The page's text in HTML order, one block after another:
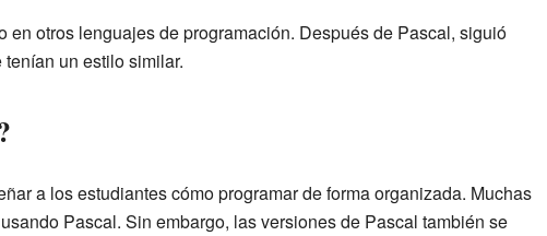
otros lenguajes de programación. Después de Pascal, siguió
un estilo similar.
a los estudiantes cómo programar de forma organizada. Muchas
Pascal. Sin embargo, las versiones de Pascal también se